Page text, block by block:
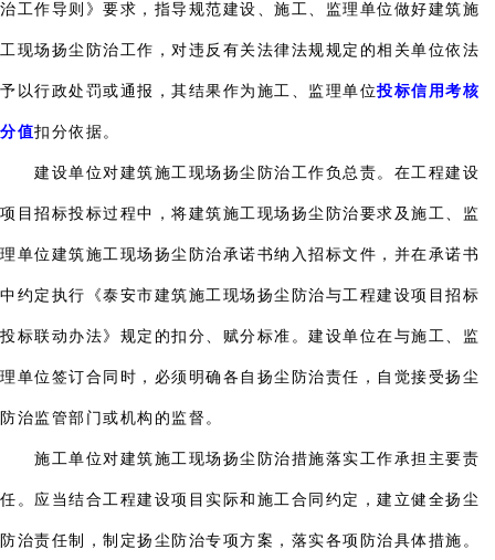
治工作导则》要求，指导规范建设、施工、监理单位做好建筑施
工现场扬尘防治工作，对违反有关法律法规规定的相关单位依法
予以行政处罚或通报，其结果作为施工、监理单位投标信用考核
分值扣分依据。
建设单位对建筑施工现场扬尘防治工作负总责。在工程建设
项目招标投标过程中，将建筑施工现场扬尘防治要求及施工、监
理单位建筑施工现场扬尘防治承诺书纳入招标文件，并在承诺书
中约定执行《泰安市建筑施工现场扬尘防治与工程建设项目招标
投标联动办法》规定的扣分、赋分标准。建设单位在与施工、监
理单位签订合同时，必须明确各自扬尘防治责任，自觉接受扬尘
防治监管部门或机构的监督。
施工单位对建筑施工现场扬尘防治措施落实工作承担主要责
任。应当结合工程建设项目实际和施工合同约定，建立健全扬尘
防治责任制，制定扬尘防治专项方案，落实各项防治具体措施。